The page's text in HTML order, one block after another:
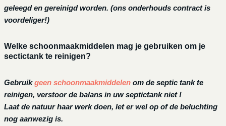
geleegd en gereinigd worden. (ons onderhouds contract is
voordeliger!)
Welke schoonmaakmiddelen mag je gebruiken om je
sectictank te reinigen?
Gebruikgeen schoonmaakmiddelen om de septic tank te
reinigen, verstoor de balans in uw septictank niet !
Laat de natuur haar werk doen, let er wel op of de beluchting
nog aanwezig is.